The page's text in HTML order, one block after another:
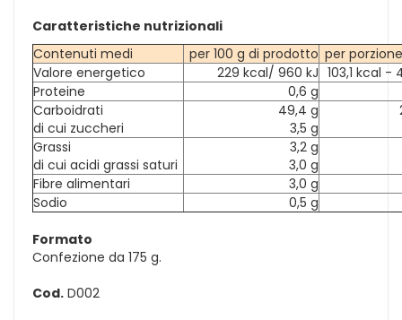
Caratteristiche nutrizionali
Contenuti medi
per 100 g di prodotto per porzione
Valore energetico
229 kcal/ 960 kJ 103,1 kcal -
Proteine
0,6 g
Carboidrati
di cui zuccheri
49,4 g
3,5 g
Grassi
di cui acidi grassi saturi
3,2 g
3,0 g
Fibre alimentari
3,0 g
Sodio
0,5 g
Formato
Confezione da 175 g.
Cod. D002